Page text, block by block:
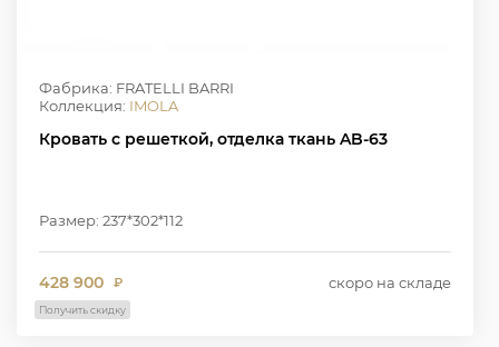
Фабрика: FRATELLI BARRI
Коллекция: IMOLA
Кровать с решеткой, отделка ткань AB-63
Размер: 237*302*112
428 900 ₽ скоро на складе
Получить скидку